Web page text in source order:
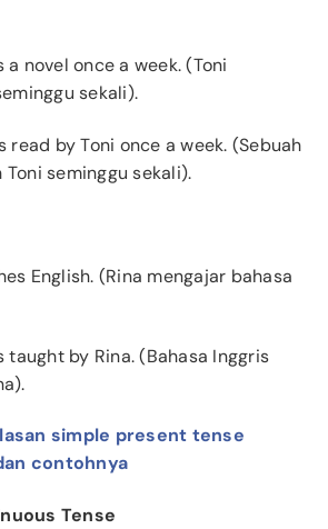
a novel once a week. (Toni
sekali).
read by Toni once a week. (Sebuah
seminggu sekali).
English. (Rina mengajar bahasa
taught by Rina. (Bahasa Inggris
simple present tense
contohnya
Tense